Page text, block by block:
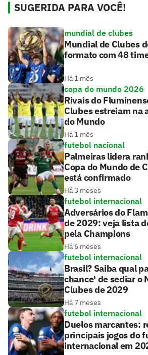
SUGERIDA PARA VOCÊ!
mundial de clubes
Mundial de Clubes
formato com 48
Há 1 mês
copa do mundo 2026
Rivais do
Clubes estreiam na
do Mundo
Há 1 mês
futebol nacional
Palmeiras lidera
Copa do Mundo de
está confirmado
Há 3 meses
futebol internacional
Adversários do
de 2029: veja lista
pela Champions
Há 6 meses
futebol internacional
Brasil? Saiba qual
chance' de sediar o
Clubes de 2029
Há 7 meses
futebol internacional
Duelos marcantes:
principais jogos do
internacional em